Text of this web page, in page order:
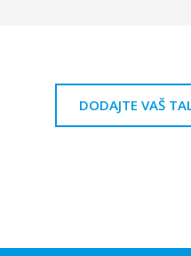
DODAJTE VAŠ